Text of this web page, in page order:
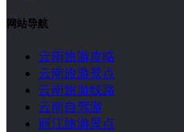
网站导航
云南旅游攻略
云南旅游景点
云南旅游线路
云南自驾游
丽江旅游景点